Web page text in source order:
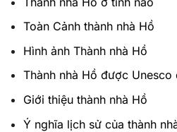
Toàn Cảnh thành nhà Hồ
Hình ảnh Thành nhà Hồ
Thành nhà Hồ được
Giới thiệu thành nhà Hồ
Ý nghĩa lịch sử của thành